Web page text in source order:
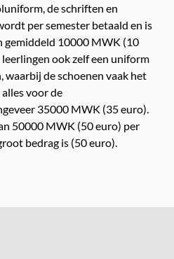
de schriften en
per semester betaald en is
gemiddeld 10000 MWK (10
ook zelf een uniform
waarbij de schoenen vaak het
voor de
35000 MWK (35 euro).
50000 MWK (50 euro) per
bedrag is (50 euro).